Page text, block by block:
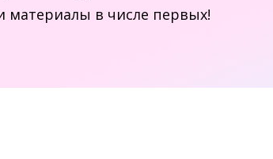
материалы в числе первых!